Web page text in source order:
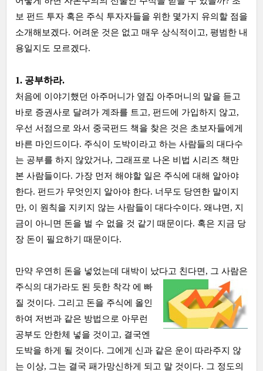
보 펀드 투자 혹은 주식 투자자들을 위한 몇가지 유의할 점을
소개해보겠다. 어려운 것은 없고 매우 상식적이고, 평범한 내
용일지도 모르겠다.
1. 공부하라.
처음에 이야기했던 아주머니가 옆집 아주머니의 말을 듣고
바로 증권사로 달려가 계좌를 트고, 펀드에 가입하지 않고,
우선 서점으로 와서 중국펀드 책을 찾은 것은 초보자들에게
바른 마인드이다. 주식이 도박이라고 하는 사람들의 대다수
는 공부를 하지 않았거나, 그래프로 나온 비법 시리즈 책만
본 사람들이다. 가장 먼저 해야할 일은 주식에 대해 알아야
한다. 펀드가 무엇인지 알아야 한다. 너무도 당연한 말이지
만, 이 원칙을 지키지 않는 사람들이 대다수이다. 왜냐면, 지
금이 아니면 돈을 벌 수 없을 것 같기 때문이다. 혹은 지금 당
장 돈이 필요하기 때문이다.
만약 우연히 돈을 넣었는데 대박이 났다고 친다면, 그 사람은
주식의 대가라도 된 듯한 착각 에 빠
질 것이다. 그리고 돈을 주식에 올인
하여 저번과 같은 방법으로 아무런
공부도 안한체 넣을 것이고, 결국엔
도박을 하게 될 것이다. 그에게 신과 같은 운이 따라주지 않
는 이상, 그는 결국 패가망신하게 되고 말 것이다. 그 정도의